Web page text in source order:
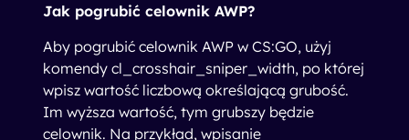
Jak pogrubić celownik AWP?
Aby pogrubić celownik AWP w CS:GO, użyj
komendy cl_crosshair_sniper_width, po której
wpisz wartość liczbową określającą grubość.
Im wyższa wartość, tym grubszy będzie
celownik. Na przykład, wpisanie